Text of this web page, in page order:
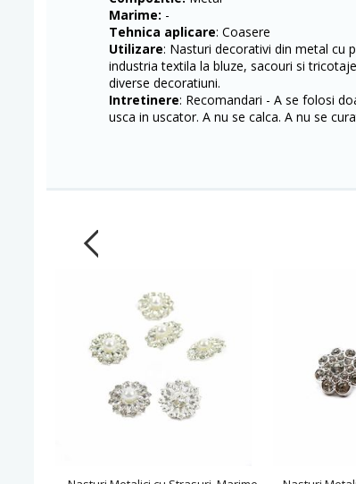
Marime: -
Tehnica aplicare: Coasere
Utilizare: Nasturi decorativi din metal cu
industria textila la bluze, sacouri si
diverse decoratiuni.
Intretinere: Recomandari - A se folosi
usca in uscator. A nu se calca. A nu se